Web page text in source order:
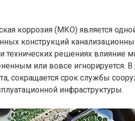
коррозия (МКО) является
конструкций
технических решениях влияние
или вовсе игнорируется. В
сокращается срок службы
инфраструктуры.